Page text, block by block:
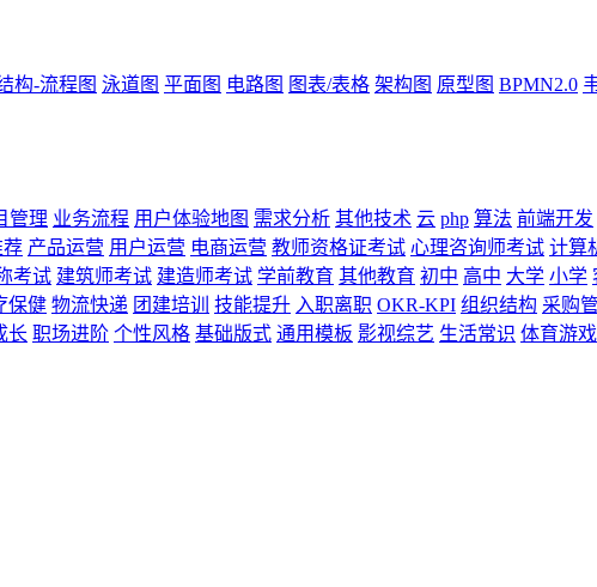
构-流程图 泳道图 平面图 电路图 图表/表格 架构图 原型图 BPMN2.0
管理 业务流程 用户体验地图 需求分析 其他技术 云 php 算法 前端开发
荐 产品运营 用户运营 电商运营 教师资格证考试 心理咨询师考试 计算
考试 建筑师考试 建造师考试 学前教育 其他教育 初中 高中 大学 小学
保健 物流快递 团建培训 技能提升 入职离职 OKR-KPI 组织结构 采购
长 职场进阶 个性风格 基础版式 通用模板 影视综艺 生活常识 体育游戏